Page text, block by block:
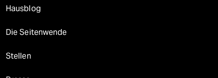
Hausblog
Die Seitenwende
Stellen